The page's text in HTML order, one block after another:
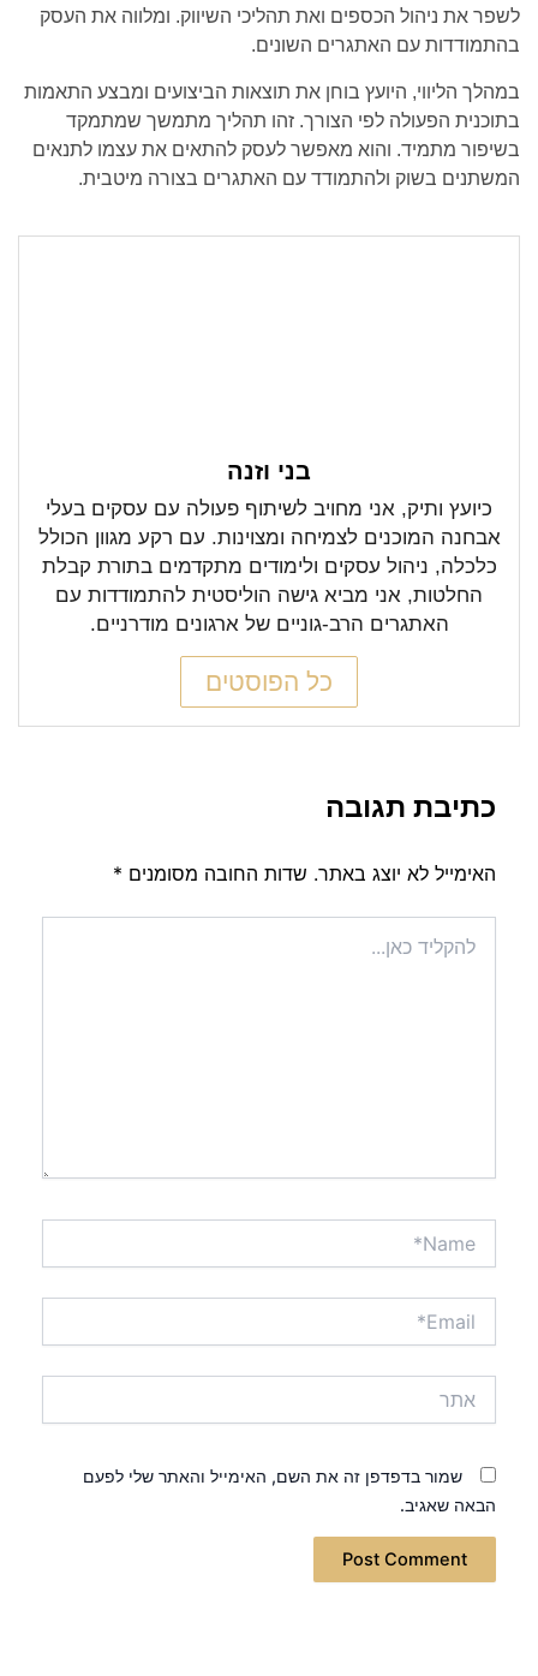
לשפר את ניהול הכספים ואת תהליכי השיווק. ומלווה את העסק
בהתמודדות עם האתגרים השונים.
במהלך הליווי, היועץ בוחן את תוצאות הביצועים ומבצע התאמות
בתוכנית הפעולה לפי הצורך. זהו תהליך מתמשך שמתמקד
בשיפור מתמיד. והוא מאפשר לעסק להתאים את עצמו לתנאים
המשתנים בשוק ולהתמודד עם האתגרים בצורה מיטבית.
בני וזנה
כיועץ ותיק, אני מחויב לשיתוף פעולה עם עסקים בעלי
אבחנה המוכנים לצמיחה ומצוינות. עם רקע מגוון הכולל
כלכלה, ניהול עסקים ולימודים מתקדמים בתורת קבלת
החלטות, אני מביא גישה הוליסטית להתמודדות עם
האתגרים הרב-גוניים של ארגונים מודרניים.
כל הפוסטים
כתיבת תגובה
האימייל לא יוצג באתר. שדות החובה מסומנים *
כאן...
שמור בדפדפן זה את השם, האימייל והאתר שלי לפעם
הבאה שאגיב.